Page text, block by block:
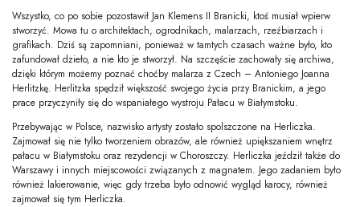
Wszystko, co po sobie pozostawił Jan Klemens II Branicki, ktoś musiał wpierw
stworzyć. Mowa tu o architektach, ogrodnikach, malarzach, rzeźbiarzach i
grafikach. Dziś są zapomniani, ponieważ w tamtych czasach ważne było, kto
zafundował dzieło, a nie kto je stworzył. Na szczęście zachowały się archiwa,
dzięki którym możemy poznać choćby malarza z Czech – Antoniego Joanna
Herlitzkę. Herlitzka spędził większość swojego życia przy Branickim, a jego
prace przyczyniły się do wspaniałego wystroju Pałacu w Białymstoku.
Przebywając w Polsce, nazwisko artysty zostało spolszczone na Herliczka.
Zajmował się nie tylko tworzeniem obrazów, ale również upiększaniem wnętrz
pałacu w Białymstoku oraz rezydencji w Choroszczy. Herliczka jeździł także do
Warszawy i innych miejscowości związanych z magnatem. Jego zadaniem było
również lakierowanie, więc gdy trzeba było odnowić wygląd karocy, również
zajmował się tym Herliczka.